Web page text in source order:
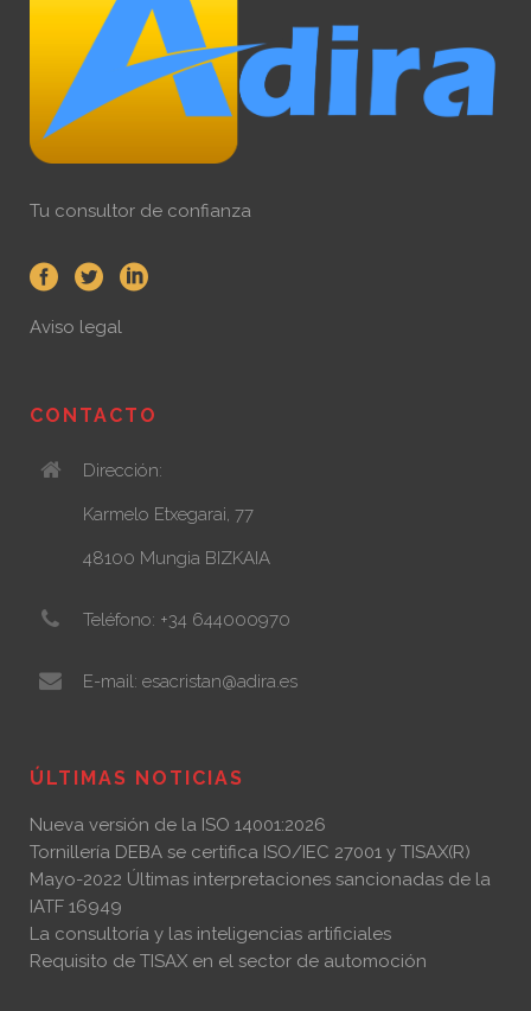
Tu consultor de confianza
Aviso legal
CONTACTO
Dirección:
Karmelo Etxegarai, 77
48100 Mungia BIZKAIA
Teléfono: +34 644000970
E-mail: esacristan@adira.es
ÚLTIMAS NOTICIAS
Nueva versión de la ISO 14001:2026
Tornillería DEBA se certifica ISO/IEC 27001 y TISAX(R)
Mayo-2022 Últimas interpretaciones sancionadas de la
IATF 16949
La consultoría y las inteligencias artificiales
Requisito de TISAX en el sector de automoción